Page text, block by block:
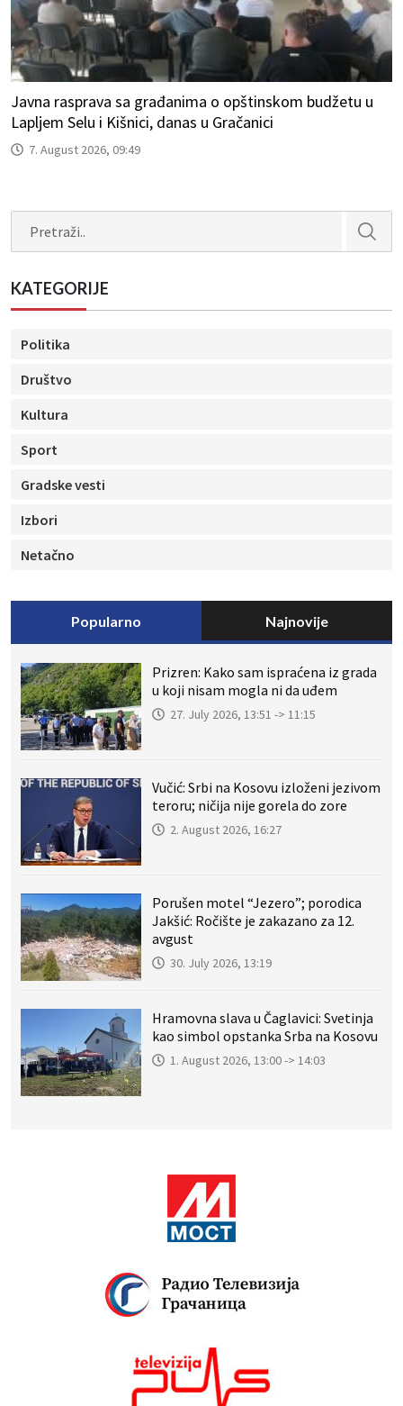
Javna rasprava sa građanima o opštinskom budžetu u
Lapljem Selu i Kišnici, danas u Gračanici
7. August 2026, 09:49
KATEGORIJE
Politika
Društvo
Kultura
Sport
Gradske vesti
Izbori
Netačno
Popularno Najnovije
Prizren: Kako sam ispraćena iz grada
u koji nisam mogla ni da uđem
27. July 2026, 13:51 -> 11:15
Vučić: Srbi na Kosovu izloženi jezivom
teroru; ničija nije gorela do zore
2. August 2026, 16:27
Porušen motel “Jezero”; porodica
Jakšić: Ročište je zakazano za 12.
avgust
30. July 2026, 13:19
Hramovna slava u Čaglavici: Svetinja
kao simbol opstanka Srba na Kosovu
1. August 2026, 13:00 -> 14:03